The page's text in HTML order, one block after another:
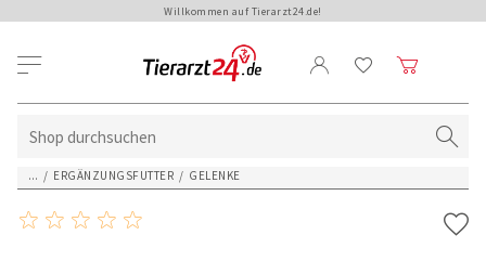
Willkommen auf Tierarzt24.de!
... / ERGÄNZUNGSFUTTER / GELENKE